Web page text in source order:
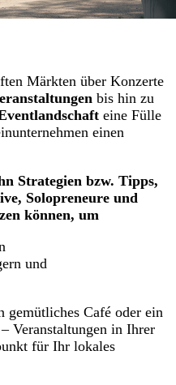
Märkten über Konzerte
bis hin zu
eine Fülle
einen
Strategien bzw. Tipps,
Solopreneure und
können, um
und
gemütliches Café oder ein
Veranstaltungen in Ihrer
für Ihr lokales
im Zusammenhang mit
Strategien bei
für kleinere
lokalem Offline- und